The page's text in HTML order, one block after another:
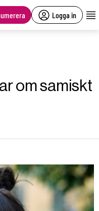
Logga in
om samiskt